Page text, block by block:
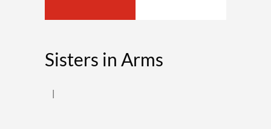
Sisters in Arms